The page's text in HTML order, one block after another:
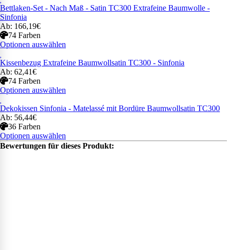
Bettlaken-Set - Nach Maß - Satin TC300 Extrafeine Baumwolle -
Sinfonia
Ab: 166,19€
74 Farben
Optionen auswählen
Kissenbezug Extrafeine Baumwollsatin TC300 - Sinfonia
Ab: 62,41€
74 Farben
Optionen auswählen
Dekokissen Sinfonia - Matelassé mit Bordüre Baumwollsatin TC300
Ab: 56,44€
36 Farben
Optionen auswählen
Bewertungen für dieses Produkt: